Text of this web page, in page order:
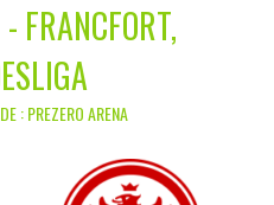
FRANCFORT,
: PREZERO ARENA